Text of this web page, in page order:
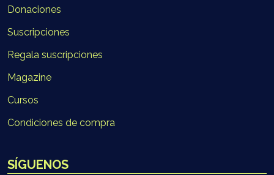
Donaciones
Suscripciones
Regala suscripciones
Magazine
Cursos
Condiciones de compra
SÍGUENOS